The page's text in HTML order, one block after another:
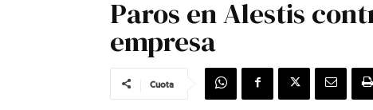
Paros en Alestis
empresa
Cuota